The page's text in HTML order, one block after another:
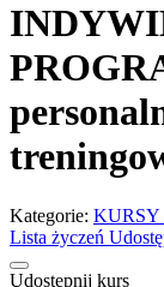
Kategorie:
Lista życzeń
Udostępnij kurs